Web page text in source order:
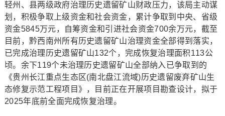
轻州、县两级政府治理历史遗留矿山财政压力，该局主动谋
划，积极争取上级资金和社会资金，累计争取到中央、省级
资金5845万元，自筹资金和引进社会资金700余万元，截至
目前，黔西南州所有历史遗留矿山治理资金全部得到落实，
已完成治理历史遗留矿山132个，完成恢复治理面积113公
顷。余下119个未治理历史遗留矿山全部纳入已争取到的
《贵州长江重点生态区(南北盘江流域)历史遗留废弃矿山生
态修复示范工程项目》，目前正在开展项目勘查设计，拟于
2025年底前全面完成恢复治理。